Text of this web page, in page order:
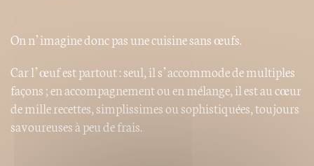
On n’imagine donc pas une cuisine sans œufs.
Car l’œuf est partout : seul, il s’accommode de multiples
façons ; en accompagnement ou en mélange, il est au cœur
de mille recettes, simplissimes ou sophistiquées, toujours
savoureuses à peu de frais.